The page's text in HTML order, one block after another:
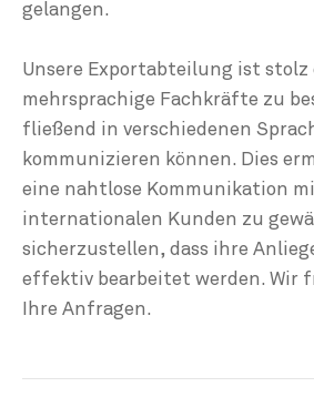
gelangen.
Unsere Exportabteilung ist stolz
mehrsprachige Fachkräfte zu
fließend in verschiedenen
kommunizieren können. Dies
eine nahtlose Kommunikation
internationalen Kunden zu
sicherzustellen, dass ihre
effektiv bearbeitet werden. Wir
Ihre Anfragen.